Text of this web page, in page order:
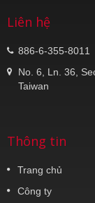
Liên hệ
886-6-355-8011
No. 6, Ln. 36,
Taiwan
Thông tin
Trang chủ
Công ty